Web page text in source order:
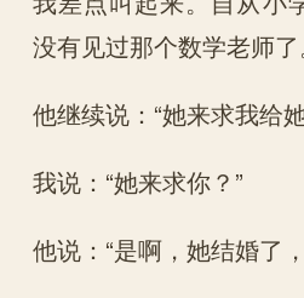
没有见过那个数学老师了
他继续说：“她来求我给
我说：“她来求你？”
他说：“是啊，她结婚了